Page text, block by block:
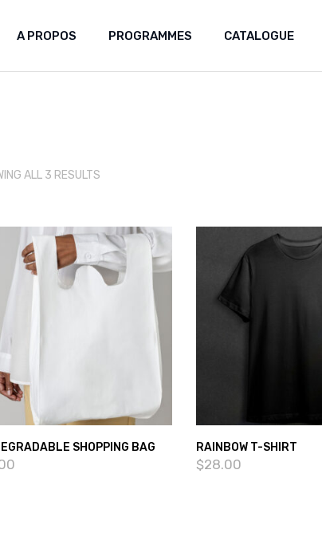
A PROPOS PROGRAMMES CATALOGUE
ALL 3 RESULTS
SHOPPING BAG RAINBOW T-SHIRT
$28.00